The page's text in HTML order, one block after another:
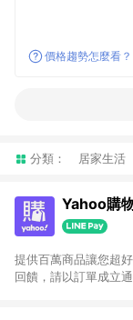
價格趨勢怎麼看？
分類： 居家生活
Yahoo購
提供百萬商品讓您超
回饋，請以訂單成立通知為準 1. 請注意以下品